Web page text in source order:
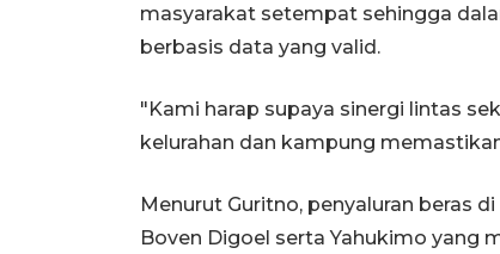
masyarakat setempat sehingga
berbasis data yang valid.
"Kami harap supaya sinergi lintas
kelurahan dan kampung
Menurut Guritno, penyaluran beras
Boven Digoel serta Yahukimo yang